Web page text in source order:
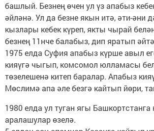
башлый. Безнең өчен ул үз апабыз
әйләнә. Ул да безне якын итә, әти-әни
кызлары кебек күреп, якты чырай
безнең 11нче балабыз, дип яратып
1975 елда Суфия апабыз күрше авыл
кияүгә чыгып, комсомол юлламасы
төзелешенә китеп баралар. Апабыз
Мөслимә апа әле безгә кайтып йөри,
1980 елда ул туган ягы Башкортстанга
аралашулар өзелә.